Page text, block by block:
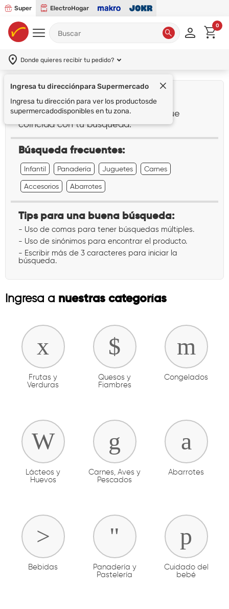
Super ElectroHogar
0
Donde quieres recibir tu pedido?
Ingresa tu direcciónpara Supermercado
Ingresa tu dirección para ver los productosde
supermercadodisponibles en tu zona.
¡Lo sentimos!
No encontramos ningún resultado que
coincida con tu búsqueda:""
Búsqueda frecuentes:
Infantil Panadería Juguetes Carnes
Accesorios Abarrotes
Tips para una buena búsqueda:
- Uso de comas para tener búsquedas múltiples.
- Uso de sinónimos para encontrar el producto.
- Escribir más de 3 caracteres para iniciar la
búsqueda.
Ingresa a nuestras categorías
Frutas y
Verduras
Quesos y
Fiambres
Congelados
Lácteos y
Huevos
Carnes, Aves y
Pescados
Abarrotes
Bebidas
Panadería y
Pastelería
Cuidado del
bebé